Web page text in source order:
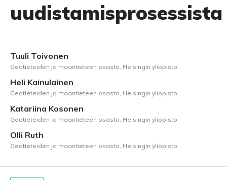
uudistamisprosessista
Tuuli Toivonen
Geotieteiden ja maantieteen osasto, Helsingin yliopisto
Heli Kainulainen
Geotieteiden ja maantieteen osasto, Helsingin yliopisto
Katariina Kosonen
Geotieteiden ja maantieteen osasto, Helsingin yliopisto
Olli Ruth
Geotieteiden ja maantieteen osasto, Helsingin yliopisto